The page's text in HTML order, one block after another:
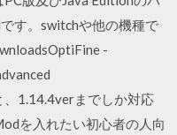
す。switchや他の機種で
-
1.14.4verまでしか対応
を入れたい初心者の人向